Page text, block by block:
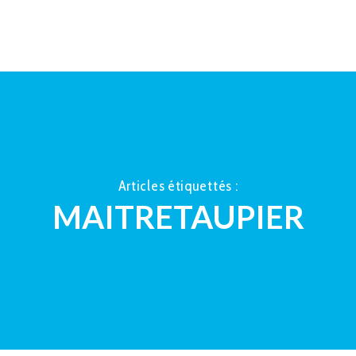
Articles étiquettés :
MAITRETAUPIER